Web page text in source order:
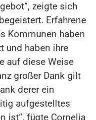
zeigte sich
Erfahrene
Kommunen haben
und haben ihre
auf diese Weise
großer Dank gilt
derer ein
aufgestelltes
ist“, fügte Cornelia